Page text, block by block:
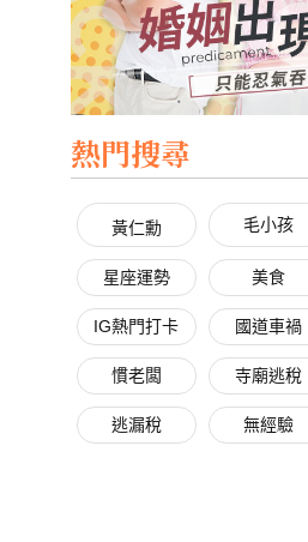
熱門搜尋
黃仁勳 毛小孩
星座運勢 美食
IG熱門打卡 國道車禍
慣老闆 寺廟逃稅
逃漏稅 無經驗